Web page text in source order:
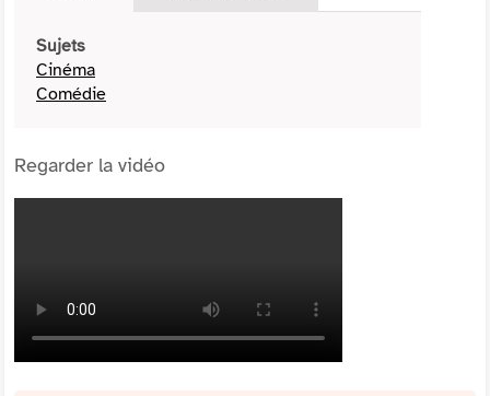
Sujets
Cinéma
Comédie
Regarder la vidéo